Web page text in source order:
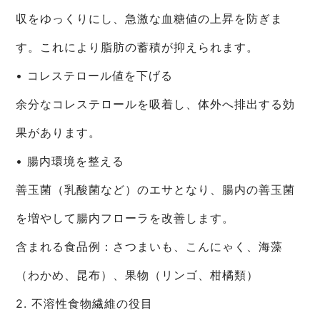
収をゆっくりにし、急激な血糖値の上昇を防ぎま
す。これにより脂肪の蓄積が抑えられます。
• コレステロール値を下げる
余分なコレステロールを吸着し、体外へ排出する効
果があります。
• 腸内環境を整える
善玉菌（乳酸菌など）のエサとなり、腸内の善玉菌
を増やして腸内フローラを改善します。
含まれる食品例：さつまいも、こんにゃく、海藻
（わかめ、昆布）、果物（リンゴ、柑橘類）
2. 不溶性食物繊維の役目